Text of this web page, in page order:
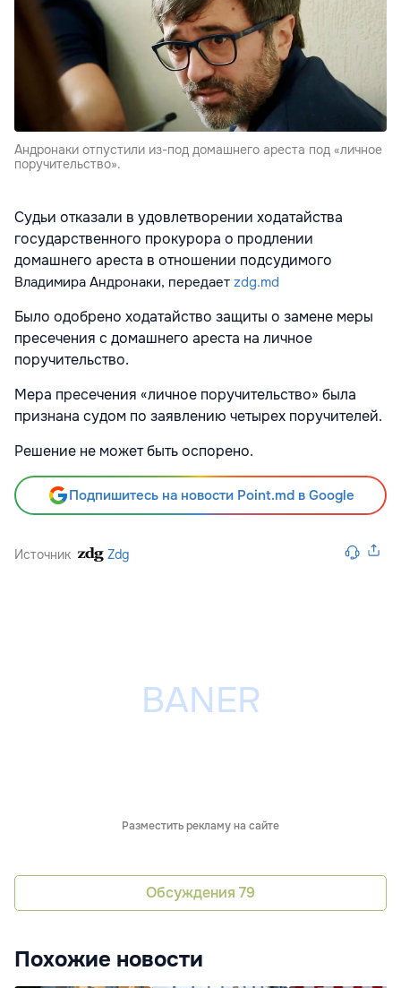
Андронаки отпустили из-под домашнего ареста под «личное
поручительство».
Судьи отказали в удовлетворении ходатайства
государственного прокурора о продлении
домашнего ареста в отношении подсудимого
Владимира Андронаки, передает zdg.md
Было одобрено ходатайство защиты о замене меры
пресечения с домашнего ареста на личное
поручительство.
Мера пресечения «личное поручительство» была
признана судом по заявлению четырех поручителей.
Решение не может быть оспорено.
Подпишитесь на новости Point.md в Google
Источник Zdg
Разместить рекламу на сайте
Обсуждения 79
Похожие новости